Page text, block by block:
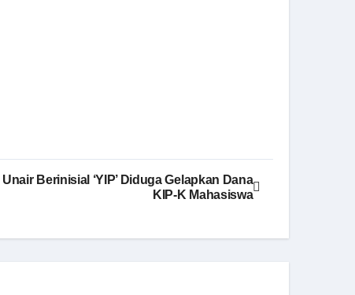
Berinisial ‘YIP’ Diduga Gelapkan Dana
KIP-K Mahasiswa